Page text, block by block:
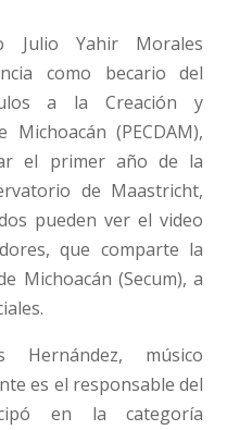
Julio Yahir Morales
como becario del
a la Creación y
(PECDAM),
el primer año de la
de Maastricht,
pueden ver el video
que comparte la
Michoacán (Secum), a
Hernández, músico
es el responsable del
en la categoría